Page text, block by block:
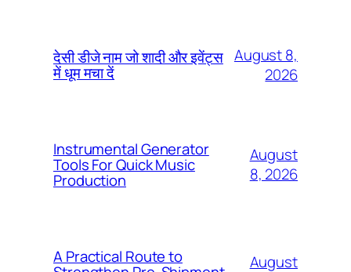
देसी डीजे नाम जो शादी और इवेंट्स
में धूम मचा दें
August 8,
2026
Instrumental Generator
Tools For Quick Music
Production
August
8, 2026
A Practical Route to
August